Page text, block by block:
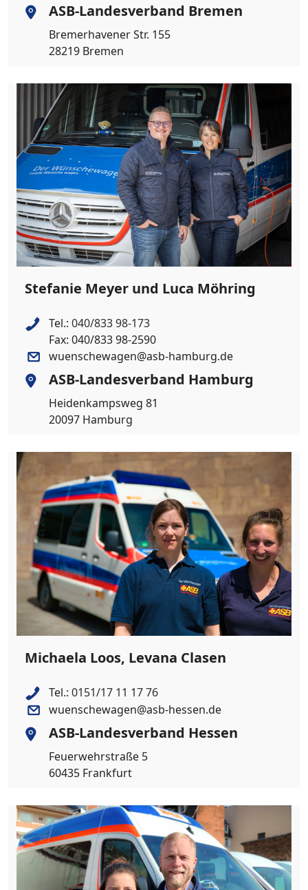
ASB-Landesverband Bremen
Bremerhavener Str. 155
28219 Bremen
Stefanie Meyer und Luca Möhring
Tel.: 040/833 98-173
Fax: 040/833 98-2590
wuenschewagen@asb-hamburg.de
ASB-Landesverband Hamburg
Heidenkampsweg 81
20097 Hamburg
Michaela Loos, Levana Clasen
Tel.: 0151/17 11 17 76
wuenschewagen@asb-hessen.de
ASB-Landesverband Hessen
Feuerwehrstraße 5
60435 Frankfurt